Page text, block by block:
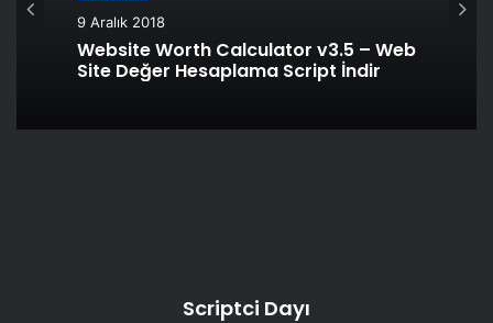
9 Aralık 2018
Website Worth Calculator v3.5 – Web
Site Değer Hesaplama Script İndir
Scriptci Dayı